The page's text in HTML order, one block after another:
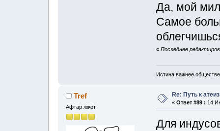
Да, мой
Самое
« Последнее
Истина важнее
Tref
Афтар жжот
Re: Путь к
« Ответ #89 : 14
Для